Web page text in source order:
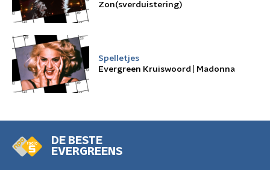
Zon(sverduistering)
Spelletjes
Evergreen Kruiswoord | Madonna
DE BESTE
EVERGREENS